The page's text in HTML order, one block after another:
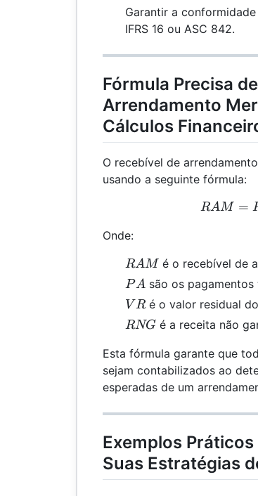
Garantir a
IFRS 16 ou ASC 842.
Fórmula Precisa
Arrendamento
Cálculos
O recebível de
usando a seguinte fórmula:
RAM =
Onde:
RAM
RAM é o recebível de
PA
PA são os
VR
V Ré o valor residual
RNG
RNG é a receita não
Esta fórmula garante que
sejam contabilizados ao
esperadas de um
Exemplos
Suas Estratégias